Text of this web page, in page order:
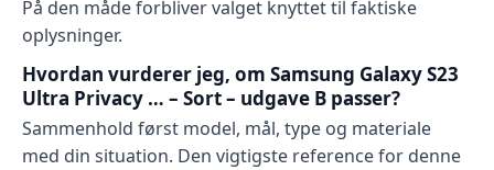
På den måde forbliver valget knyttet til faktiske
oplysninger.
Hvordan vurderer jeg, om Samsung Galaxy S23
Ultra Privacy … – Sort – udgave B passer?
Sammenhold først model, mål, type og materiale
med din situation. Den vigtigste reference for denne